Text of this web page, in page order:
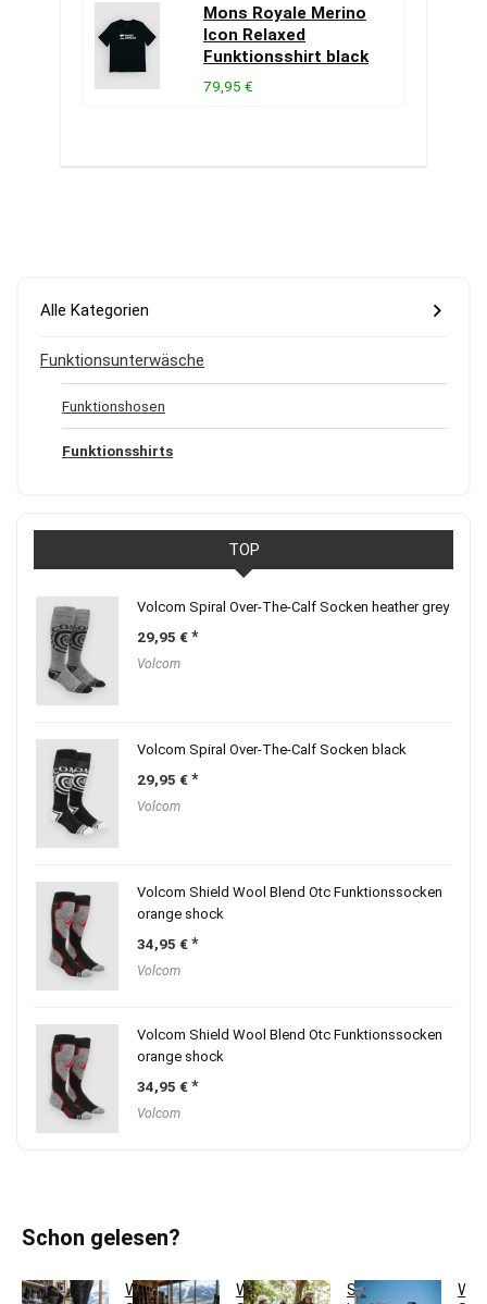
Mons Royale Merino
Icon Relaxed
Funktionsshirt black
79,95 €
Alle Kategorien
Funktionsunterwäsche
Funktionshosen
Funktionsshirts
TOP
Volcom Spiral Over-The-Calf Socken heather grey
29,95 €
Volcom
Volcom Spiral Over-The-Calf Socken black
29,95 €
Volcom
Volcom Shield Wool Blend Otc Funktionssocken
orange shock
34,95 €
Volcom
Volcom Shield Wool Blend Otc Funktionssocken
orange shock
34,95 €
Volcom
Schon gelesen?
Welche
Wann
Skifit